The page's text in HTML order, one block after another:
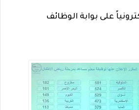
على بوابة الوظائف